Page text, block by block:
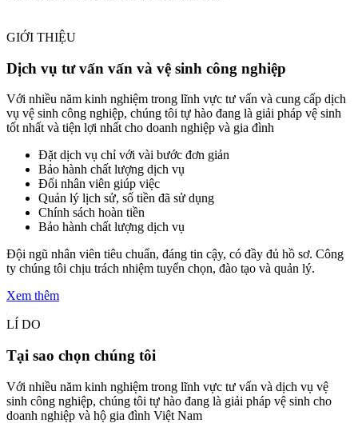
GIỚI THIỆU
Dịch vụ tư vấn vấn và vệ sinh công nghiệp
Với nhiều năm kinh nghiệm trong lĩnh vực tư vấn và cung cấp dịch
vụ vệ sinh công nghiệp, chúng tôi tự hào đang là giải pháp vệ sinh
tốt nhất và tiện lợi nhất cho doanh nghiệp và gia đình
Đặt dịch vụ chỉ với vài bước đơn giản
Bảo hành chất lượng dịch vụ
Đổi nhân viên giúp việc
Quản lý lịch sử, số tiền đã sử dụng
Chính sách hoàn tiền
Bảo hành chất lượng dịch vụ
Đội ngũ nhân viên tiêu chuẩn, đáng tin cậy, có đầy đủ hồ sơ. Công
ty chúng tôi chịu trách nhiệm tuyển chọn, đào tạo và quản lý.
Xem thêm
LÍ DO
Tại sao chọn chúng tôi
Với nhiều năm kinh nghiệm trong lĩnh vực tư vấn và dịch vụ vệ
sinh công nghiệp, chúng tôi tự hào đang là giải pháp vệ sinh cho
doanh nghiệp và hộ gia đình Việt Nam